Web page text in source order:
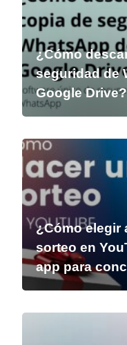
¿Cómo
seguridad de
Google
¿Cómo elegir
sorteo en
app para